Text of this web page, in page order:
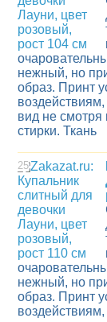
нежный, но
образ. Принт
вид не смотря
стирки. Ткань
25
нежный, но
образ. Принт